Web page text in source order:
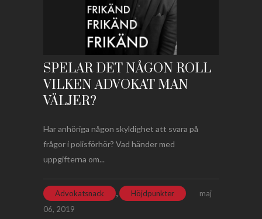
SPELAR DET NÅGON ROLL
VILKEN ADVOKAT MAN
VÄLJER?
Har anhöriga någon skyldighet att svara på
frågor i polisförhör? Vad händer med
uppgifterna om...
Advokatsnack , Höjdpunkter
maj
06, 2019